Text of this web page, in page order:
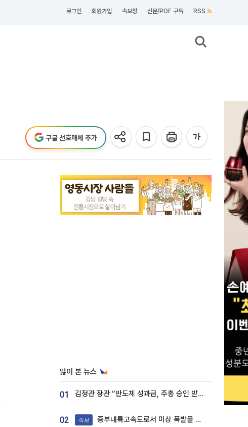
로그인 회원가입 속보창 신문/PDF 구독 RSS
구글 선호매체 추가
많이 본 뉴스
01 김정관 장관 “반도체 성과급, 주총 승인 받도록”…상법·자본시장법 개정 시사
02 속보 중부내륙고속도로서 미상 폭발물 발견